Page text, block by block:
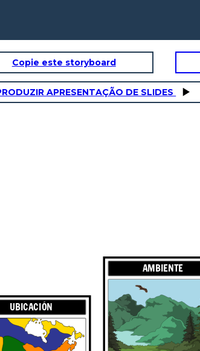
Viviendas
Copie este storyboard
APRESENTAÇÃO DE SLIDES
AMBIENTE
UBICACIÓN